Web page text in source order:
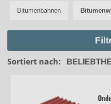
Bitumenbahnen
Sortiert nach: